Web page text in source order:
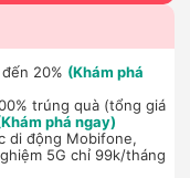
20% (Khám phá
trúng quà (tổng giá
phá ngay)
di động Mobifone,
5G chỉ 99k/tháng